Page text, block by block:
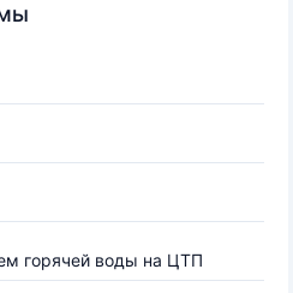
горячей воды на ЦТП